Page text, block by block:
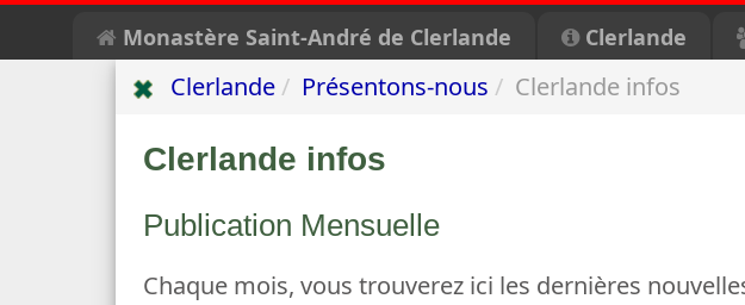
Monastère Saint-André de Clerlande Clerlande
Clerlande Présentons-nous Clerlande infos
Clerlande infos
Publication Mensuelle
Chaque mois, vous trouverez ici les dernières